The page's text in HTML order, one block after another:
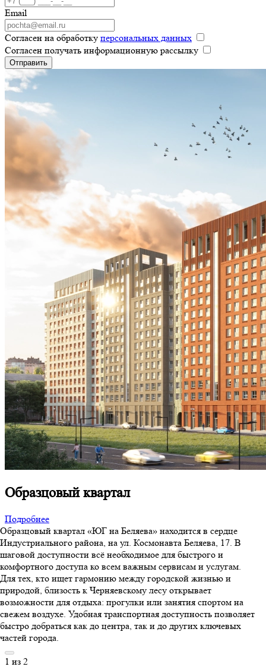
Email
Согласен на обработку персональных данных
Согласен получать информационную рассылку
Отправить
Образцовый квартал
Подробнее
Образцовый квартал «ЮГ на Беляева» находится в сердце
Индустриального района, на ул. Космонавта Беляева, 17. В
шаговой доступности всё необходимое для быстрого и
комфортного доступа ко всем важным сервисам и услугам.
Для тех, кто ищет гармонию между городской жизнью и
природой, близость к Черняевскому лесу открывает
возможности для отдыха: прогулки или занятия спортом на
свежем воздухе. Удобная транспортная доступность позволяет
быстро добраться как до центра, так и до других ключевых
частей города.
1 из 2